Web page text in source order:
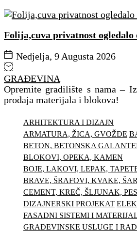
Folija,cuva privatnost ogledalo
Nedjelja, 9 Augusta 2026
GRAĐEVINA
Opremite gradilište s nama –
prodaja materijala i blokova!
ARHITEKTURA I DIZAJN
ARMATURA, ŽICA, GVOŽĐE
BETON, BETONSKA
BLOKOVI, OPEKA, KAMEN
BOJE, LAKOVI, LEPAK,
BRAVE, ŠRAFOVI, KVAKE,
CEMENT, KREČ, ŠLJUNAK,
DIZAJNERSKI PROJEKAT
FASADNI SISTEMI I
GRAĐEVINSKE USLUGE I